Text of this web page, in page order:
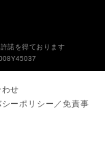
諾を得ております
せ
ーポリシー／免責事